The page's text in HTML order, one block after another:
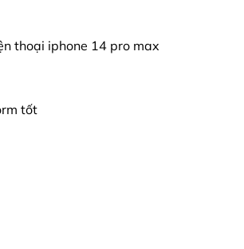
thoại iphone 14 pro max
tốt